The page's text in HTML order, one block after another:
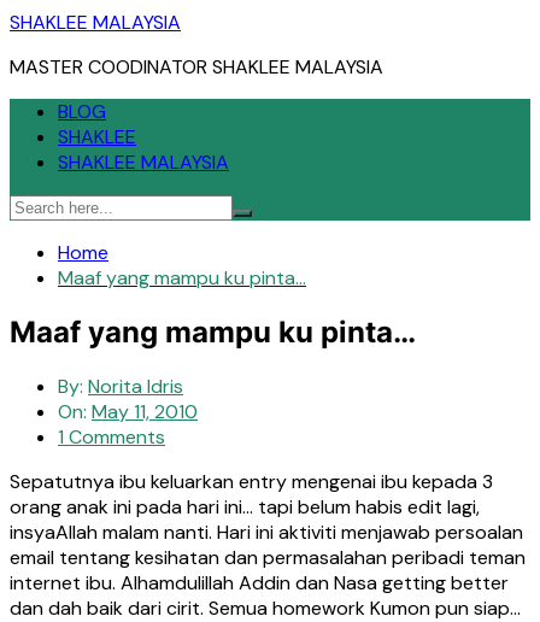
Skip
content
SHAKLEE MALAYSIA
MASTER COODINATOR SHAKLEE MALAYSIA
BLOG
SHAKLEE
SHAKLEE MALAYSIA
Home
Maaf yang mampu ku pinta…
Maaf yang mampu ku pinta…
By: Norita Idris
On: May 11, 2010
1 Comments
Sepatutnya ibu keluarkan entry mengenai ibu kepada 3
orang anak ini pada hari ini… tapi belum habis edit lagi,
insyaAllah malam nanti. Hari ini aktiviti menjawab persoalan
email tentang kesihatan dan permasalahan peribadi teman
internet ibu. Alhamdulillah Addin dan Nasa getting better
dan dah baik dari cirit. Semua homework Kumon pun siap…